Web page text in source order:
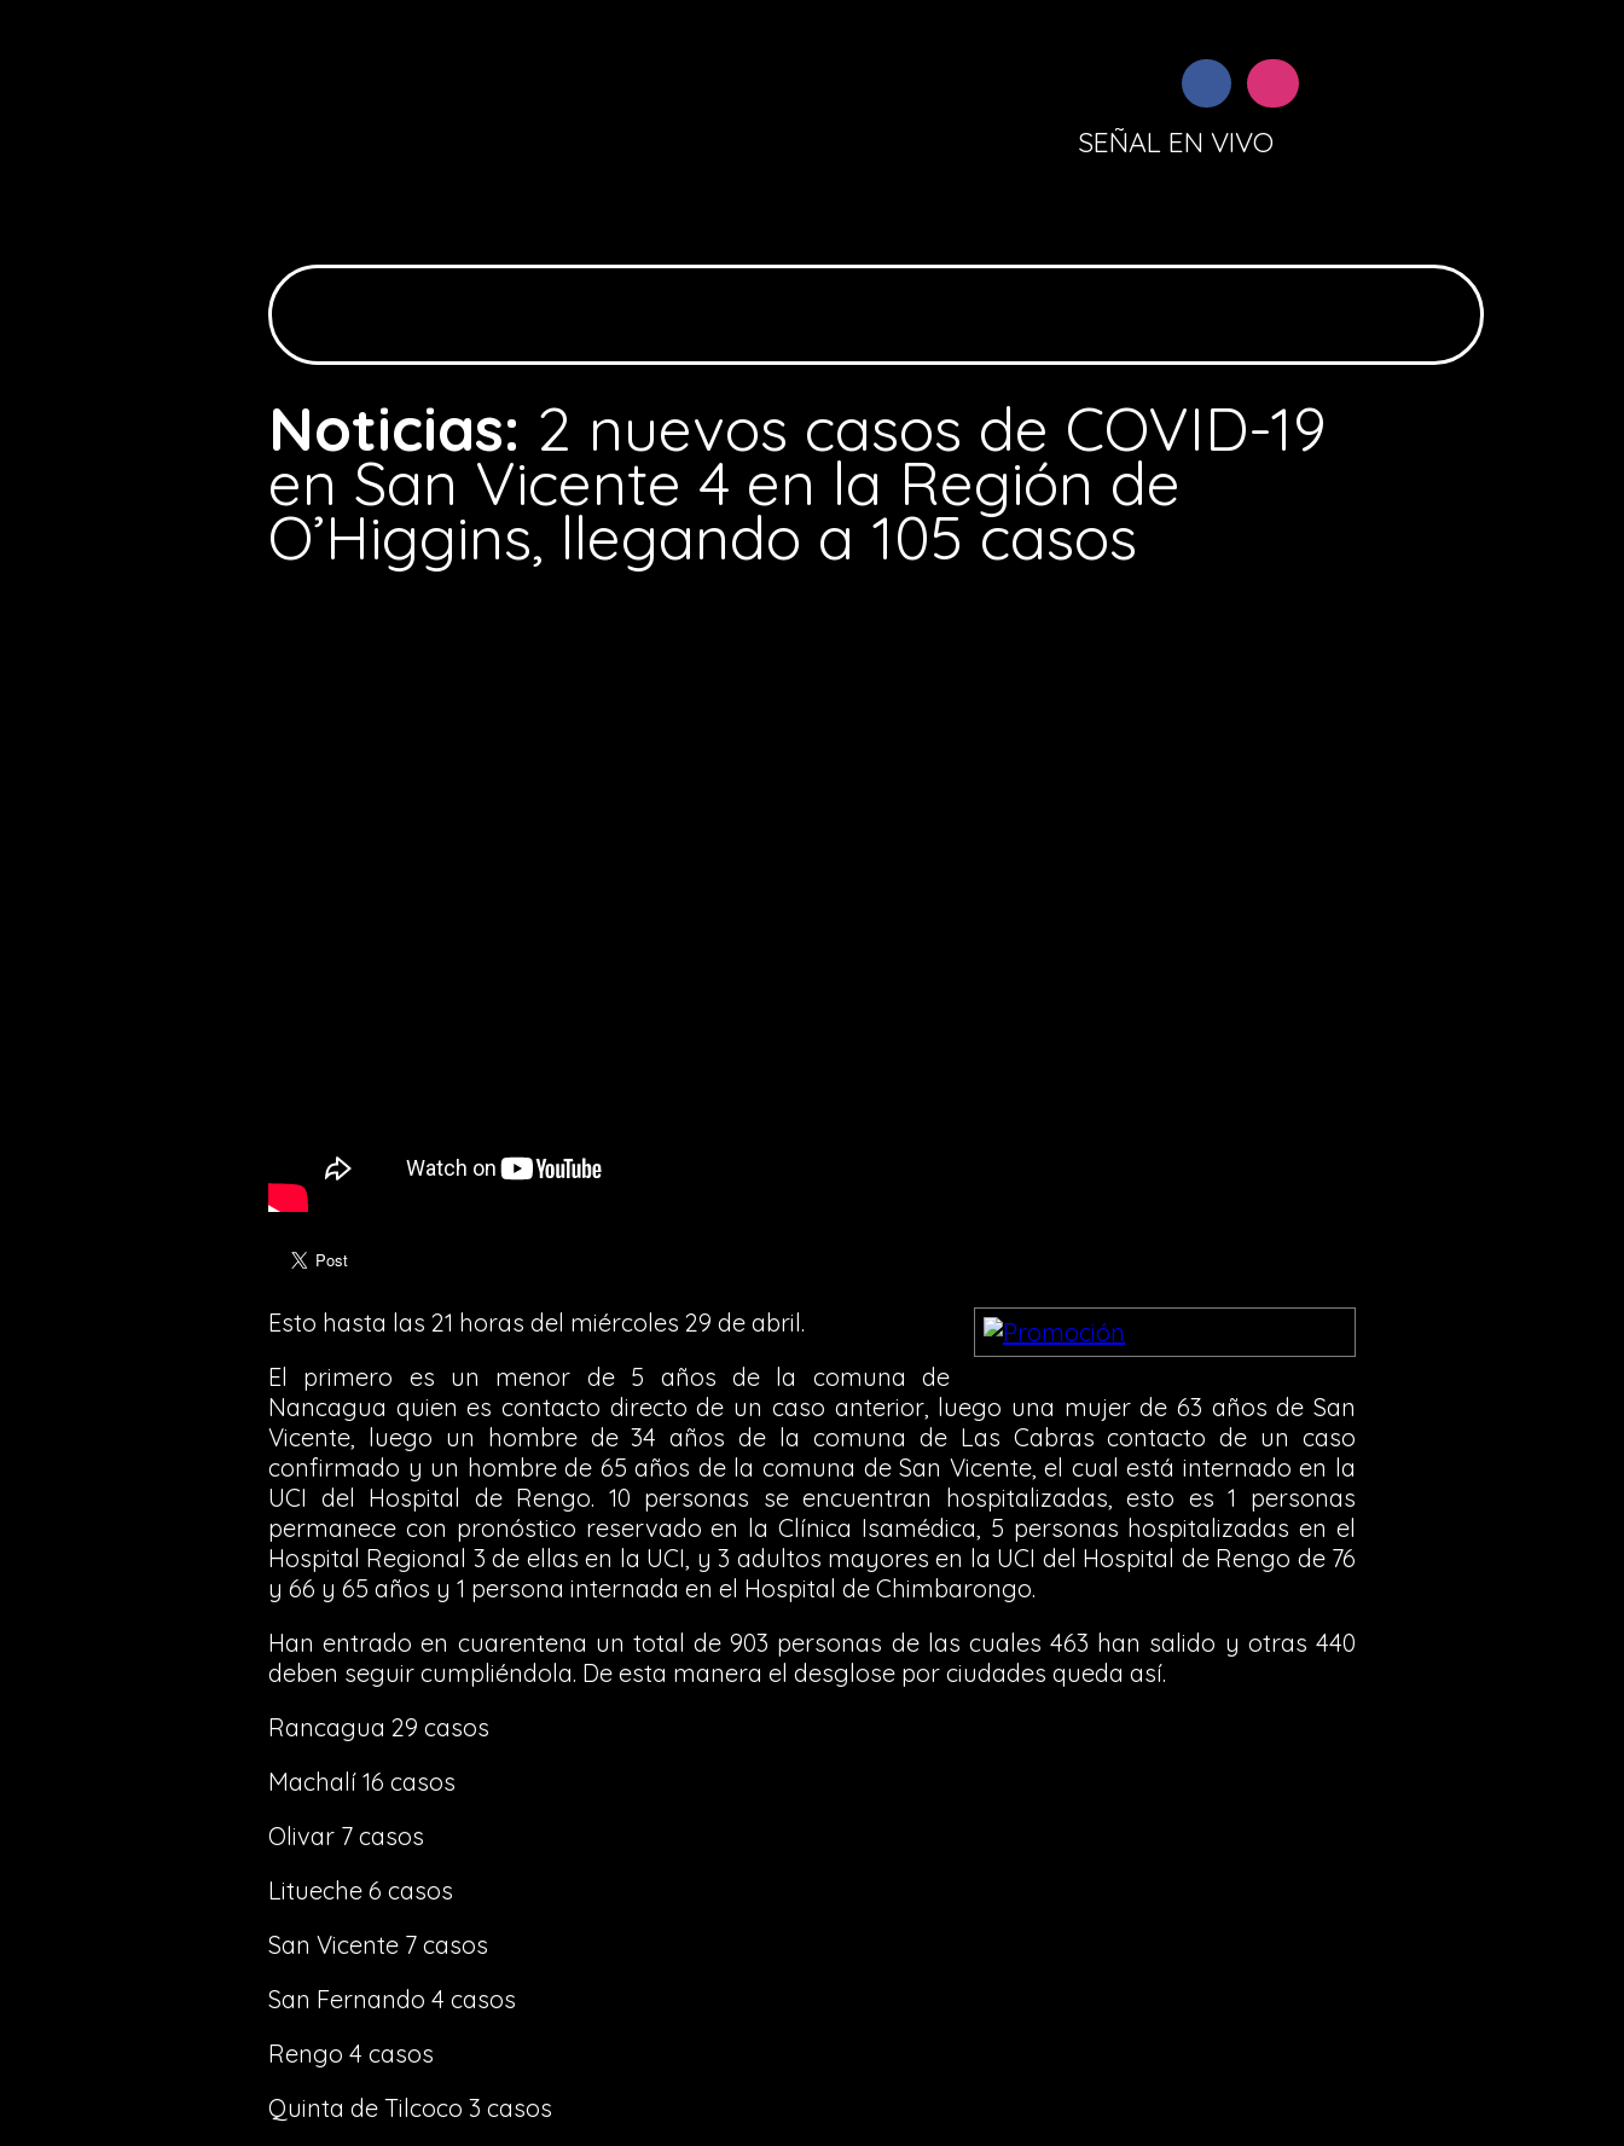
SEÑAL EN VIVO
Noticias: 2 nuevos casos de COVID-19
en San Vicente 4 en la Región de
O’Higgins, llegando a 105 casos
Esto hasta las 21 horas del miércoles 29 de abril.
El primero es un menor de 5 años de la comuna de
Nancagua quien es contacto directo de un caso anterior, luego una mujer de 63 años de San
Vicente, luego un hombre de 34 años de la comuna de Las Cabras contacto de un caso
confirmado y un hombre de 65 años de la comuna de San Vicente, el cual está internado en la
UCI del Hospital de Rengo. 10 personas se encuentran hospitalizadas, esto es 1 personas
permanece con pronóstico reservado en la Clínica Isamédica, 5 personas hospitalizadas en el
Hospital Regional 3 de ellas en la UCI, y 3 adultos mayores en la UCI del Hospital de Rengo de 76
y 66 y 65 años y 1 persona internada en el Hospital de Chimbarongo.
Han entrado en cuarentena un total de 903 personas de las cuales 463 han salido y otras 440
deben seguir cumpliéndola. De esta manera el desglose por ciudades queda así.
Rancagua 29 casos
Machalí 16 casos
Olivar 7 casos
Litueche 6 casos
San Vicente 7 casos
San Fernando 4 casos
Rengo 4 casos
Quinta de Tilcoco 3 casos